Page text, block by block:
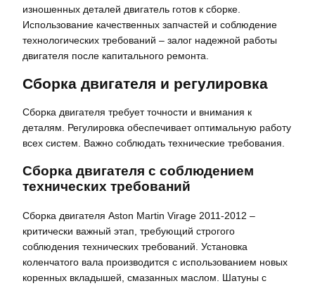
изношенных деталей двигатель готов к сборке.
Использование качественных запчастей и соблюдение
технологических требований – залог надежной работы
двигателя после капитального ремонта.
Сборка двигателя и регулировка
Сборка двигателя требует точности и внимания к
деталям. Регулировка обеспечивает оптимальную работу
всех систем. Важно соблюдать технические требования.
Сборка двигателя с соблюдением
технических требований
Сборка двигателя Aston Martin Virage 2011-2012 –
критически важный этап, требующий строгого
соблюдения технических требований. Установка
коленчатого вала производится с использованием новых
коренных вкладышей, смазанных маслом. Шатуны с